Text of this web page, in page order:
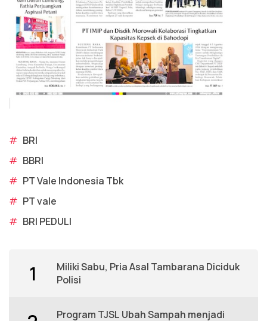
# BRI
# BBRI
# PT Vale Indonesia Tbk
# PT vale
# BRI PEDULI
1
Miliki Sabu, Pria Asal Tambarana Diciduk
Polisi
Program TJSL Ubah Sampah menjadi